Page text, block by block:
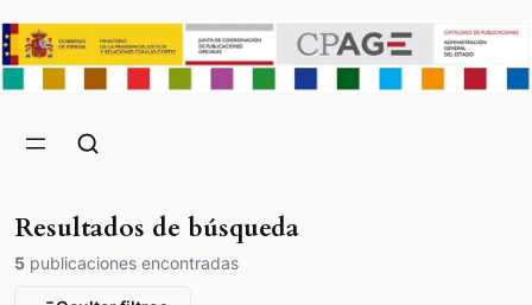
Resultados de búsqueda
5 publicaciones encontradas